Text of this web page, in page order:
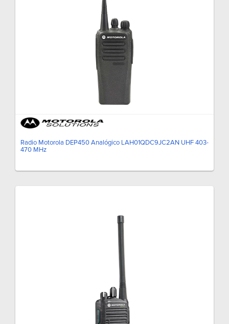
Radio Motorola DEP450 Analógico LAH01QDC9JC2AN UHF 403-
470 MHz